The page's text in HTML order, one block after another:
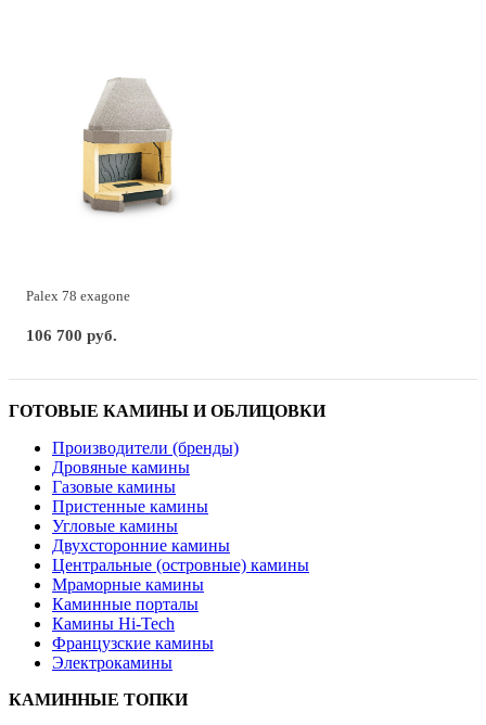
Palex 78 exagone
106 700 руб.
ГОТОВЫЕ КАМИНЫ И ОБЛИЦОВКИ
Производители (бренды)
Дровяные камины
Газовые камины
Пристенные камины
Угловые камины
Двухсторонние камины
Центральные (островные) камины
Мраморные камины
Каминные порталы
Камины Hi-Tech
Французские камины
Электрокамины
КАМИННЫЕ ТОПКИ